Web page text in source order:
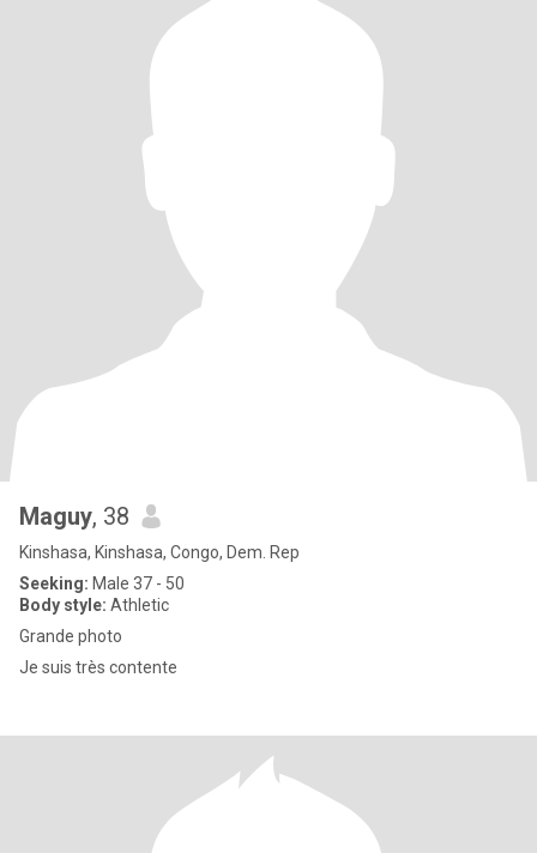
Maguy, 38
Kinshasa, Kinshasa, Congo, Dem. Rep
Seeking: Male 37 - 50
Body style: Athletic
Grande photo
Je suis très contente